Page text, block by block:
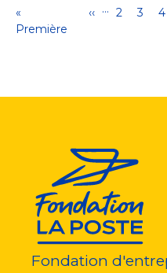
Pagination
Première
page
«
Première
Page
‹‹ … Page
2 Page
3 4
Fondation